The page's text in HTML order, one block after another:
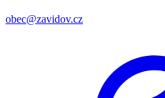
obec@zavidov.cz